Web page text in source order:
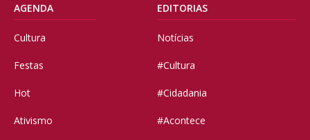
AGENDA
Cultura
Festas
Hot
Ativismo
EDITORIAS
Notícias
#Cultura
#Cidadania
#Acontece